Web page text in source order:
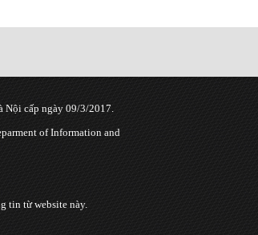
Nội cấp ngày 09/3/2017.
of Information and
tin từ website này.